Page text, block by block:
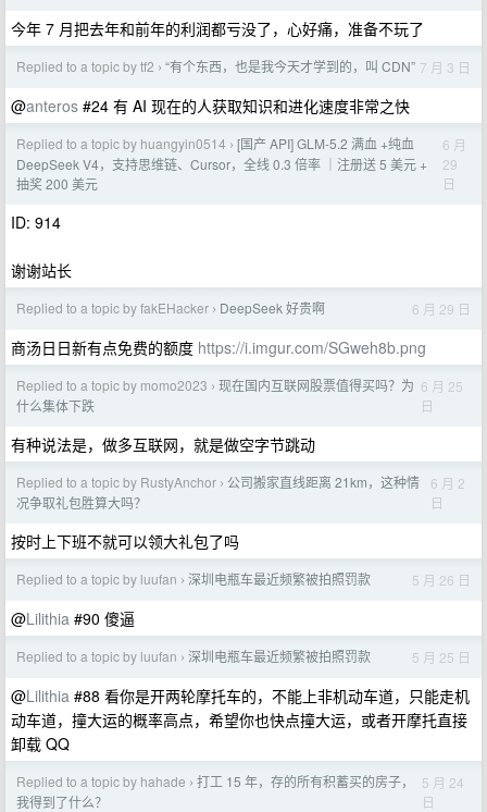
今年 7 月把去年和前年的利润都亏没了，心好痛，准备不玩了
Replied to a topic by tf2 › “有个东西，也是我今天才学到的，叫 CDN” 7 月 3 日
@anteros #24 有 AI 现在的人获取知识和进化速度非常之快
Replied to a topic by huangyin0514 › [国产 API] GLM-5.2 满血 +纯血
DeepSeek V4，支持思维链、Cursor，全线 0.3 倍率 ｜注册送 5 美元 +
抽奖 200 美元
6 月
29
日
ID: 914
谢谢站长
Replied to a topic by fakEHacker › DeepSeek 好贵啊 6 月 29 日
商汤日日新有点免费的额度 https://i.imgur.com/SGweh8b.png
Replied to a topic by momo2023 › 现在国内互联网股票值得买吗？为
什么集体下跌
6 月 25
日
有种说法是，做多互联网，就是做空字节跳动
Replied to a topic by RustyAnchor › 公司搬家直线距离 21km，这种情
况争取礼包胜算大吗？
6 月 2
日
按时上下班不就可以领大礼包了吗
Replied to a topic by luufan › 深圳电瓶车最近频繁被拍照罚款 5 月 26 日
@Lilithia #90 傻逼
Replied to a topic by luufan › 深圳电瓶车最近频繁被拍照罚款 5 月 25 日
@Lilithia #88 看你是开两轮摩托车的，不能上非机动车道，只能走机
动车道，撞大运的概率高点，希望你也快点撞大运，或者开摩托直接
卸载 QQ
Replied to a topic by hahade › 打工 15 年，存的所有积蓄买的房子，
我得到了什么？
5 月 24
日